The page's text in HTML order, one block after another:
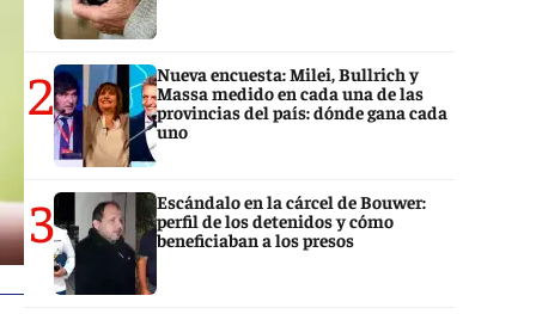
2
Nueva encuesta: Milei, Bullrich y
Massa medido en cada una de las
provincias del país: dónde gana cada
uno
3
Escándalo en la cárcel de Bouwer:
perfil de los detenidos y cómo
beneficiaban a los presos